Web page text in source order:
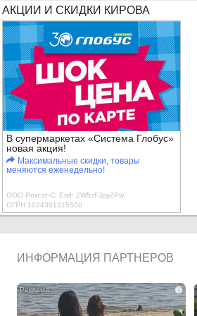
АКЦИИ И СКИДКИ КИРОВА
В супермаркетах «Система Глобус»
новая акция!
Максимальные скидки, товары
меняются еженедельно!
ООО Роксэт-С, Erid: 2W5zFJpyZPw
ОГРН 1024301315500
ИНФОРМАЦИЯ ПАРТНЕРОВ
i